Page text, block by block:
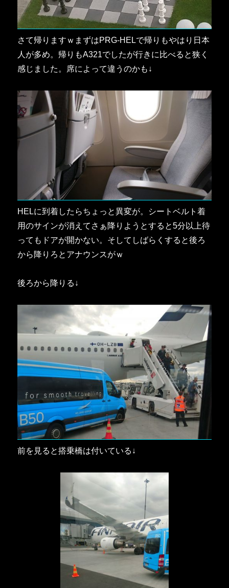
さて帰りますｗまずはPRG-HELで帰りもやはり日本
人が多め。帰りもA321でしたが行きに比べると狭く
感じました。席によって違うのかも↓
HELに到着したらちょっと異変が。シートベルト着
用のサインが消えてさぁ降りようとすると5分以上待
ってもドアが開かない。そしてしばらくすると後ろ
から降りろとアナウンスがｗ
後ろから降りる↓
前を見ると搭乗橋は付いている↓